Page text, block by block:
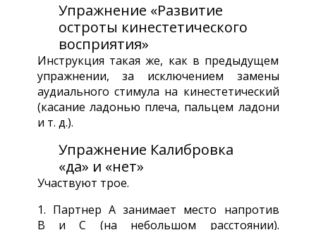
Упражнение «Развитие
остроты кинестетического
восприятия»
Инструкция такая же, как в предыдущем
упражнении, за исключением замены
аудиального стимула на кинестетический
(касание ладонью плеча, пальцем ладони
и т. д.).
Упражнение Калибровка
«да» и «нет»
Участвуют трое.
1. Партнер А занимает место напротив
В и С (на небольшом расстоянии).